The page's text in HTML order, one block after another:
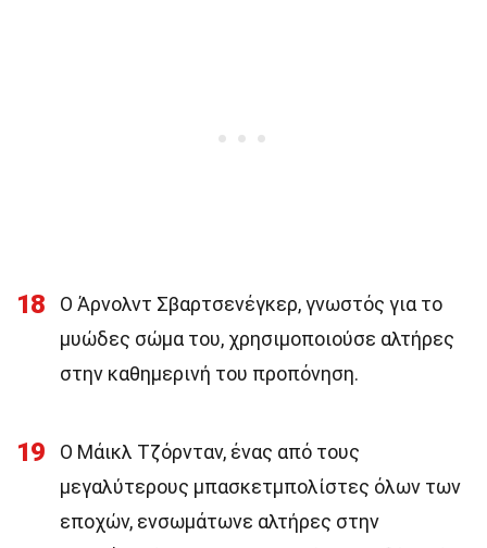
18
Ο Άρνολντ Σβαρτσενέγκερ, γνωστός για το
μυώδες σώμα του, χρησιμοποιούσε αλτήρες
στην καθημερινή του προπόνηση.
19
Ο Μάικλ Τζόρνταν, ένας από τους
μεγαλύτερους μπασκετμπολίστες όλων των
εποχών, ενσωμάτωνε αλτήρες στην